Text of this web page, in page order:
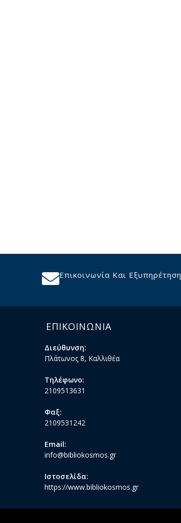
Επικοινωνία Και Εξυπηρέτηση
ΕΠΙΚΟΙΝΩΝΙΑ
Διεύθυνση:
Πλάτωνος 8, Καλλιθέα
Τηλέφωνο:
2109513631
Φαξ:
2109531242
Email:
info@bibliokosmos.gr
Ιστοσελίδα:
https://www.bibliokosmos.gr